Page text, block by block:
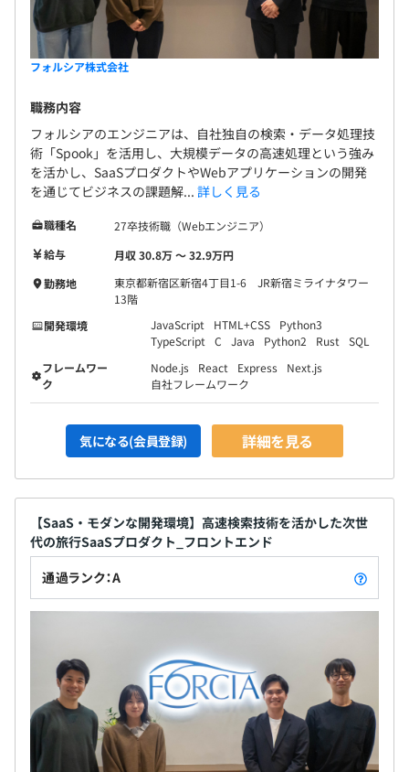
フォルシア株式会社
職務内容
フォルシアのエンジニアは、自社独自の検索・データ処理技
術「Spook」を活用し、大規模データの高速処理という強み
を活かし、SaaSプロダクトやWebアプリケーションの開発
を通じてビジネスの課題解... 詳しく見る
職種名
27卒技術職（Webエンジニア）
給与
月収 30.8万 〜 32.9万円
勤務地
東京都新宿区新宿4丁目1-6 JR新宿ミライナタワー
13階
開発環境
JavaScript HTML+CSS
Python3
TypeScript
C Java Python2 Rust
SQL
フレームワー
ク
Node.js React Express
Next.js
自社フレームワーク
気になる(会員登録) 詳細を見る
【SaaS・モダンな開発環境】高速検索技術を活かした次世
代の旅行SaaSプロダクト_フロントエンド
通過ランク：A